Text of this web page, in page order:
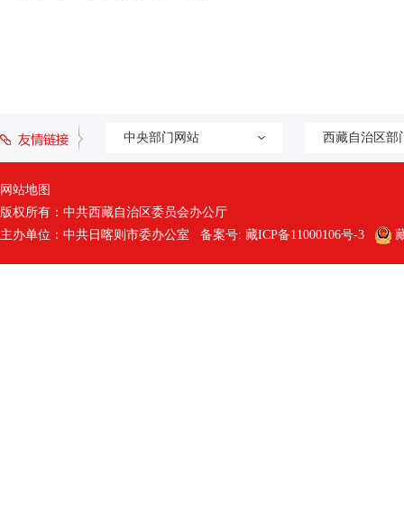
中央部门网站 西藏自治区部
网站地图
版权所有：中共西藏自治区委员会办公厅
主办单位：中共日喀则市委办公室 备案号: 藏ICP备11000106号-3